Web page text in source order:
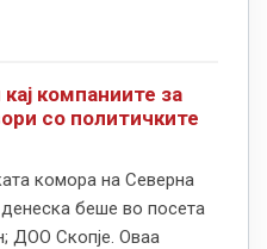
компаниите за
со политичките
комора на Северна
беше во посета
ДОО Скопје. Оваа